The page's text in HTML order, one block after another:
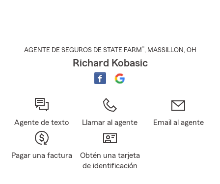
AGENTE DE SEGUROS DE STATE FARM®, MASSILLON , OH
Richard Kobasic
Agente de texto Llamar al agente Email al agente
Pagar una factura
Obtén una tarjeta
de identificación